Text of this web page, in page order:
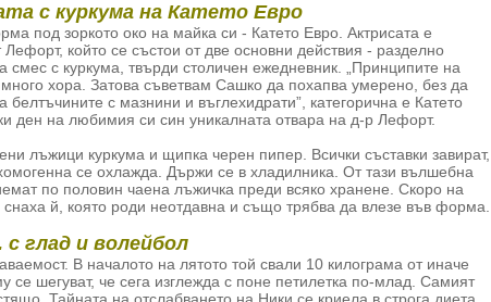
с куркума на Катето Евро
под зоркото око на майка си - Катето Евро. Актрисата е
който се състои от две основни действия - разделно
с куркума, твърди столичен ежедневник. „Принципите на
хора. Затова съветвам Сашко да похапва умерено, без да
с мазнини и въглехидрати”, категорична е Катето
ден на любимия си син уникалната отвара на д-р Лефорт.
лъжици куркума и щипка черен пипер. Всички съставки завират,
се охлажда. Държи се в хладилника. От тази вълшебна
по половин чаена лъжичка преди всяко хранене. Скоро на
й, която роди неотдавна и също трябва да влезе във форма.
с глад и волейбол
В началото на лятото той свали 10 килограма от иначе
се шегуват, че сега изглежда с поне петилетка по-млад. Самият